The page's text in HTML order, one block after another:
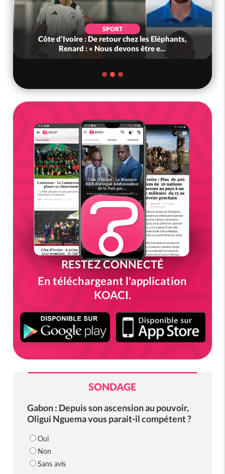
SPORT
Côte d'Ivoire : De retour chez les Eléphants,
Renard : « Nous devons être e...
RESTEZ CONNECTÉ
En téléchargeant l'application
KOACI.
SONDAGE
Gabon : Depuis son ascension au pouvoir,
Oligui Nguema vous parait-il compétent ?
Oui
Non
Sans avis